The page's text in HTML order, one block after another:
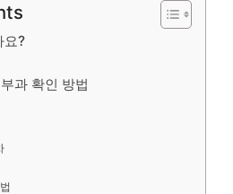
요?
과 확인 방법